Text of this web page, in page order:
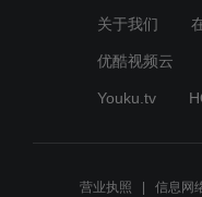
关于我们
优酷视频云
Youku.tv
营业执照 信息网